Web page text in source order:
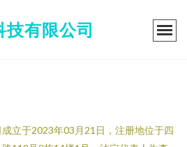
技有限公司
立于2023年03月21日，注册地位于四